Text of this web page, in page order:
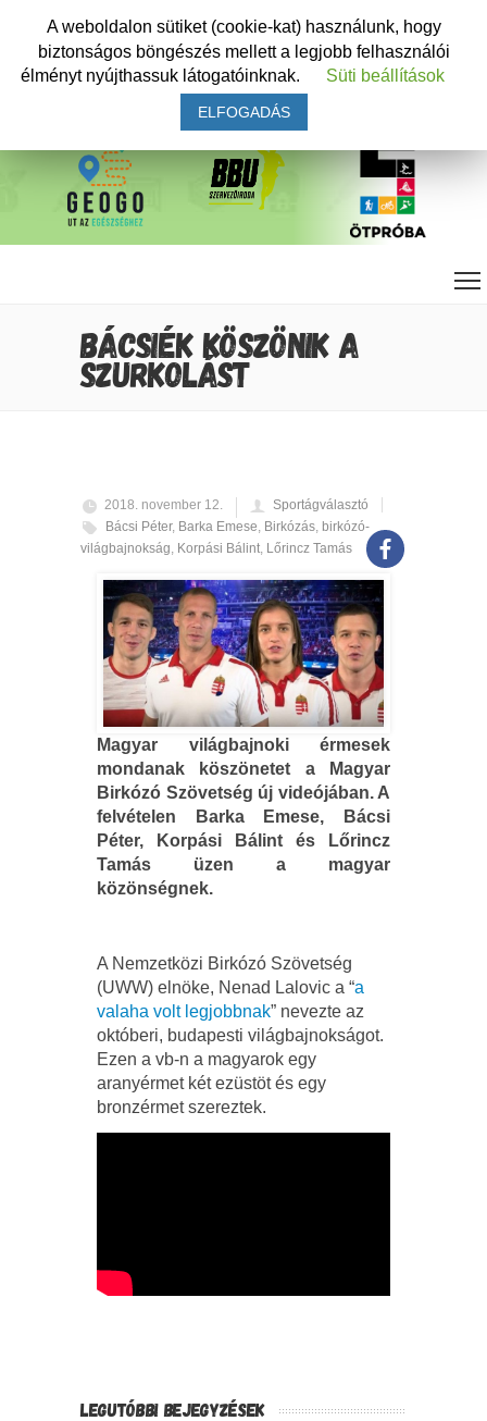
BÁCSIÉK KÖSZÖNIK A
SZURKOLÁST
2018. november 12.
Sportágválasztó
Bácsi Péter, Barka Emese, Birkózás, birkózó-
világbajnokság, Korpási Bálint, Lőrincz Tamás
Magyar világbajnoki érmesek
mondanak köszönetet a Magyar
Birkózó Szövetség új videójában. A
felvételen Barka Emese, Bácsi
Péter, Korpási Bálint és Lőrincz
Tamás üzen a magyar
közönségnek.
A Nemzetközi Birkózó Szövetség
(UWW) elnöke, Nenad Lalovic a “a
valaha volt legjobbnak” nevezte az
októberi, budapesti világbajnokságot.
Ezen a vb-n a magyarok egy
aranyérmet két ezüstöt és egy
bronzérmet szereztek.
LEGUTÓBBI BEJEGYZÉSEK
A weboldalon sütiket (cookie-kat) használunk, hogy
biztonságos böngészés mellett a legjobb felhasználói
élményt nyújthassuk látogatóinknak.
Süti beállítások
ELFOGADÁS